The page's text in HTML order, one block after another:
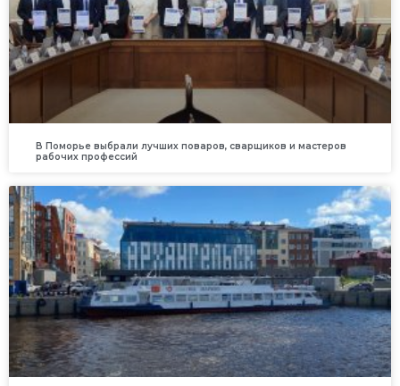
В Поморье выбрали лучших поваров, сварщиков и мастеров
рабочих профессий